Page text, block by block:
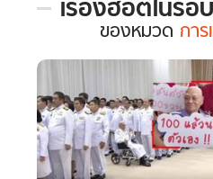
เรื่องฮอตในรอ
เรื่อง
ใน
สัปดาห์
ของ
หมวด
การเมือง
ของหมวด การ